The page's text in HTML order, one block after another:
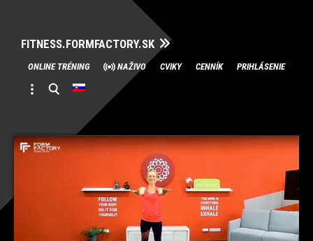
FITNESS.FORMFACTORY.SK
Skip
to
content
ONLINE TRÉNING NAŽIVO CVIKY CENNÍK PRIHLÁSENIE